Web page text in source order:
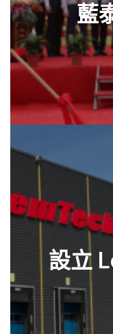
藍
設立